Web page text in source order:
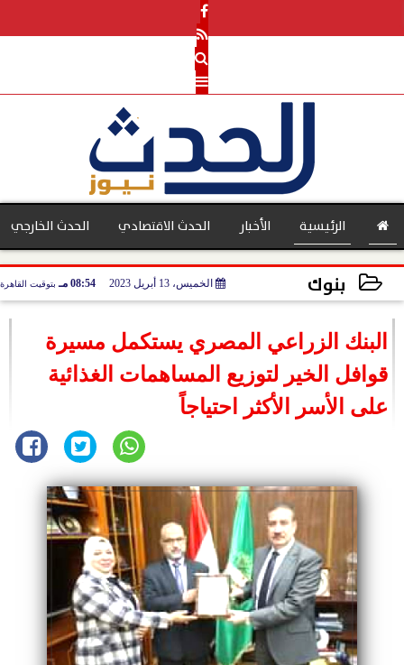
الرئيسية الأخبار الحدث الاقتصادي الحدث الخارجي
بنوك الخميس، 13 أبريل 2023 08:54 مـ بتوقيت القاهرة
البنك الزراعي المصري يستكمل مسيرة
قوافل الخير لتوزيع المساهمات الغذائية
على الأسر الأكثر احتياجاً